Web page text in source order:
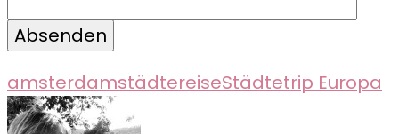
amsterdamstädtereiseStädtetrip Europa